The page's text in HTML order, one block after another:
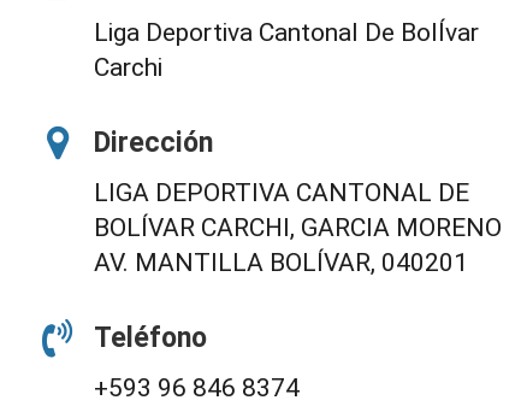
Liga Deportiva Cantonal De BolÍvar
Carchi
Dirección
LIGA DEPORTIVA CANTONAL DE
BOLÍVAR CARCHI, GARCIA MORENO
AV. MANTILLA BOLÍVAR, 040201
Teléfono
+593 96 846 8374